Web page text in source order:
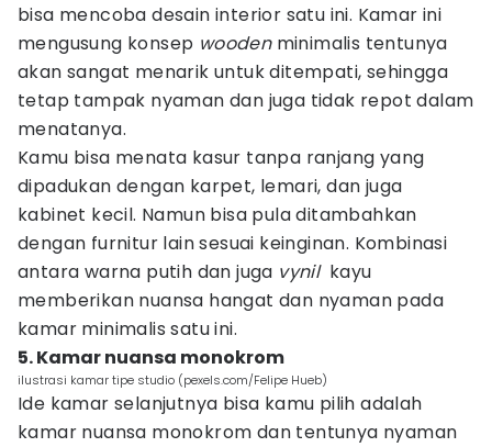
bisa mencoba desain interior satu ini. Kamar ini
mengusung konsep woodenminimalis tentunya
akan sangat menarik untuk ditempati, sehingga
tetap tampak nyaman dan juga tidak repot dalam
menatanya.
Kamu bisa menata kasur tanpa ranjang yang
dipadukan dengan karpet, lemari, dan juga
kabinet kecil. Namun bisa pula ditambahkan
dengan furnitur lain sesuai keinginan. Kombinasi
antara warna putih dan juga vynil kayu
memberikan nuansa hangat dan nyaman pada
kamar minimalis satu ini.
5. Kamar nuansa monokrom
ilustrasi kamar tipe studio (pexels.com/Felipe Hueb)
Ide kamar selanjutnya bisa kamu pilih adalah
kamar nuansa monokrom dan tentunya nyaman